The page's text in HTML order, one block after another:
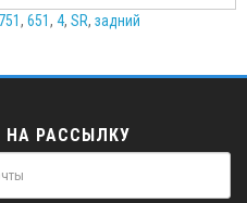
, 651, 4, SR, задний
НА РАССЫЛКУ